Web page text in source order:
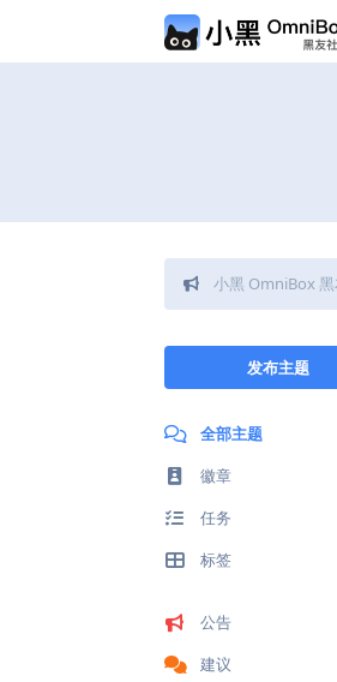
小黑 OmniBox
发布主题
全部主题
徽章
任务
标签
公告
建议